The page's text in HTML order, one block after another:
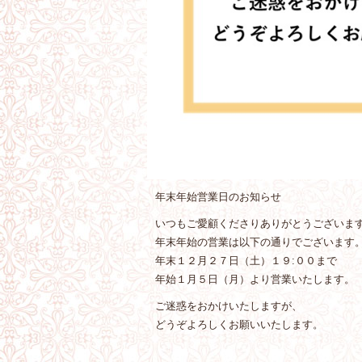
年末年始営業日のお知らせ
いつもご愛顧くださりありがとうございま
年末年始の営業は以下の通りでございます
年末１２月２７日（土）１９:００まで
年始１月５日（月）より営業いたします。
ご迷惑をおかけいたしますが、
どうぞよろしくお願いいたします。